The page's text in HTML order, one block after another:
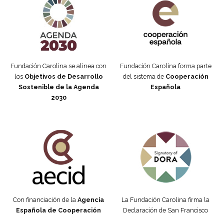
Fundación Carolina se alinea con
los Objetivos de Desarrollo
Sostenible de la Agenda
2030
Fundación Carolina forma parte
del sistema de Cooperación
Española
Con financiación de la Agencia
Española de Cooperación
La Fundación Carolina firma la
Declaración de San Francisco